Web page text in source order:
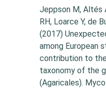
Jeppson M, Altés
RH, Loarce Y, de
(2017)
among European
contribution to
taxonomy of the
(Agaricales).